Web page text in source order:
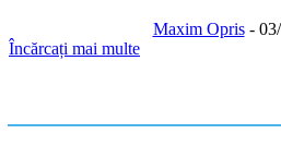
Maxim Opris -
Încărcați mai multe